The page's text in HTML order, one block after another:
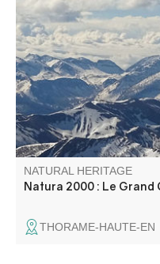
Le site Natura 2000 du
exceptionnelle
forêts anciennes,
animales et végétales
papillons, Ancolie de
NATURAL HERITAGE
Natura 2000 : Le Grand
THORAME-HAUTE-EN